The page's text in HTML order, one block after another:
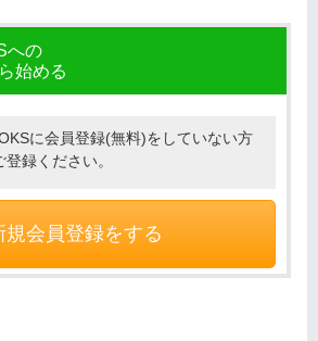
への
始める
に会員登録(無料)をしていない方
録ください。
規会員登録をする